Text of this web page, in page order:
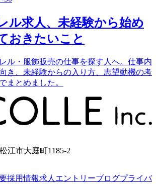
ル求人、未経験から始め
おきたいこと
ル・服飾販売の仕事を探す人へ。仕事内
き、未経験からの入り方、志望動機の考
まとめました。
江市大庭町1185-2
採用情報求人エントリーブログプライバ